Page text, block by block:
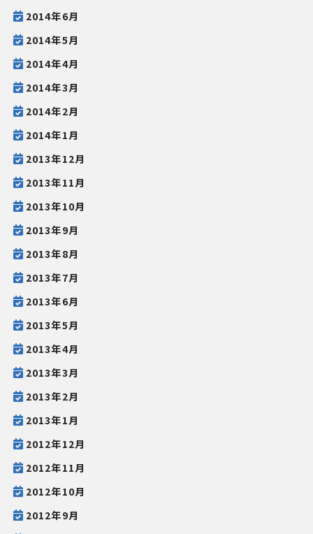
2014年6月
2014年5月
2014年4月
2014年3月
2014年2月
2014年1月
2013年12月
2013年11月
2013年10月
2013年9月
2013年8月
2013年7月
2013年6月
2013年5月
2013年4月
2013年3月
2013年2月
2013年1月
2012年12月
2012年11月
2012年10月
2012年9月